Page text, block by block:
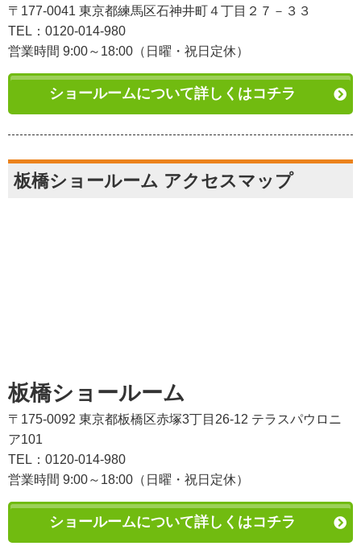
〒177-0041 東京都練馬区石神井町４丁目２７－３３
TEL：0120-014-980
営業時間 9:00～18:00（日曜・祝日定休）
ショールームについて詳しくはコチラ
板橋ショールーム アクセスマップ
板橋ショールーム
〒175-0092 東京都板橋区赤塚3丁目26-12 テラスパウロニ
ア101
TEL：0120-014-980
営業時間 9:00～18:00（日曜・祝日定休）
ショールームについて詳しくはコチラ